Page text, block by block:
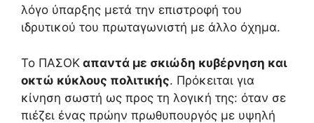
λόγο ύπαρξης μετά την επιστροφή του
ιδρυτικού του πρωταγωνιστή με άλλο όχημα.
Το ΠΑΣΟΚ απαντά με σκιώδη κυβέρνηση και
οκτώ κύκλους πολιτικής. Πρόκειται για
κίνηση σωστή ως προς τη λογική της: όταν σε
πιέζει ένας πρώην πρωθυπουργός με υψηλή